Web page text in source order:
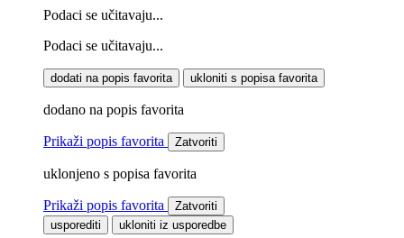
Podaci se učitavaju...
Podaci se učitavaju...
dodati na popis favorita ukloniti s popisa favorita
dodano na popis favorita
Prikaži popis favorita Zatvoriti
uklonjeno s popisa favorita
Prikaži popis favorita
Zatvoriti
usporediti
ukloniti iz usporedbe